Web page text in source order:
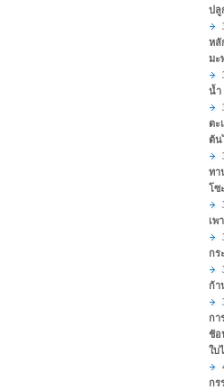
ปลู
หลั
มะ
น้ำ
ตะ
ต้น
ทา
โซ
เพ
กร
ก้า
กา
ช้อ
ใบ
กร